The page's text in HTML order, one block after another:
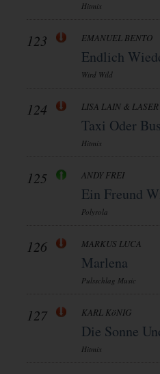
Hitmix
123 EMANUEL BENTO
Endlich
Wird Wild
124 LISA LAIN &
Taxi Oder Bus
Hitmix
125 ANDY FREI
Ein Freund
Polyrola
126 MARKUS LUCA
Marlena
Pulsschlag Music
127 KARL KöNIG
Die Sonne
Hitmix